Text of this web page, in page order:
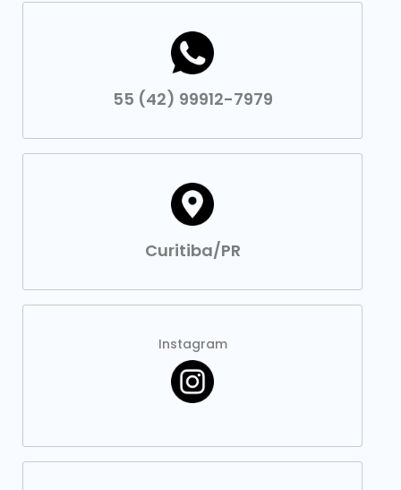
55 (42) 99912-7979
Curitiba/PR
Instagram